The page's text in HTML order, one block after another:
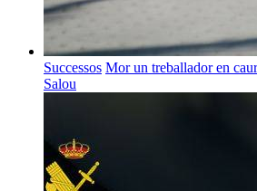
Successos Mor un treballador en
Salou